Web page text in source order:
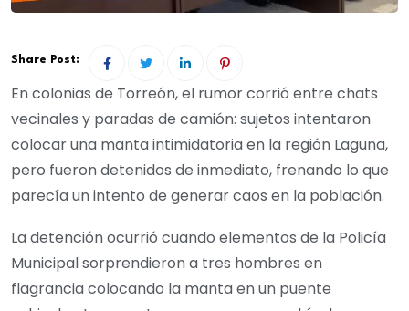
Share Post:
En colonias de Torreón, el rumor corrió entre chats
vecinales y paradas de camión: sujetos intentaron
colocar una manta intimidatoria en la región Laguna,
pero fueron detenidos de inmediato, frenando lo que
parecía un intento de generar caos en la población.
La detención ocurrió cuando elementos de la Policía
Municipal sorprendieron a tres hombres en
flagrancia colocando la manta en un puente